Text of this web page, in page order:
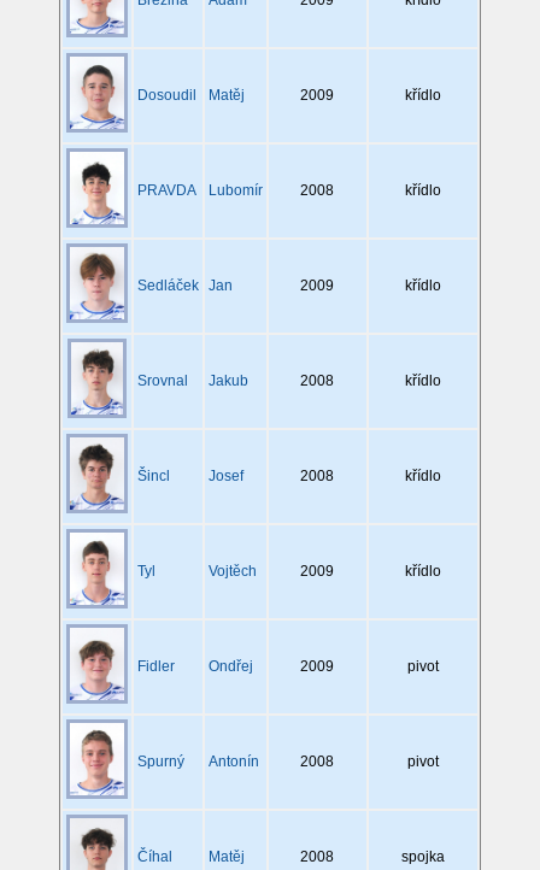
Dosoudil Matěj 2009 křídlo
PRAVDA Lubomír 2008 křídlo
Sedláček Jan 2009 křídlo
Srovnal Jakub 2008 křídlo
Šincl Josef 2008 křídlo
Tyl Vojtěch 2009 křídlo
Fidler Ondřej 2009 pivot
Spurný Antonín 2008 pivot
Číhal Matěj 2008 spojka